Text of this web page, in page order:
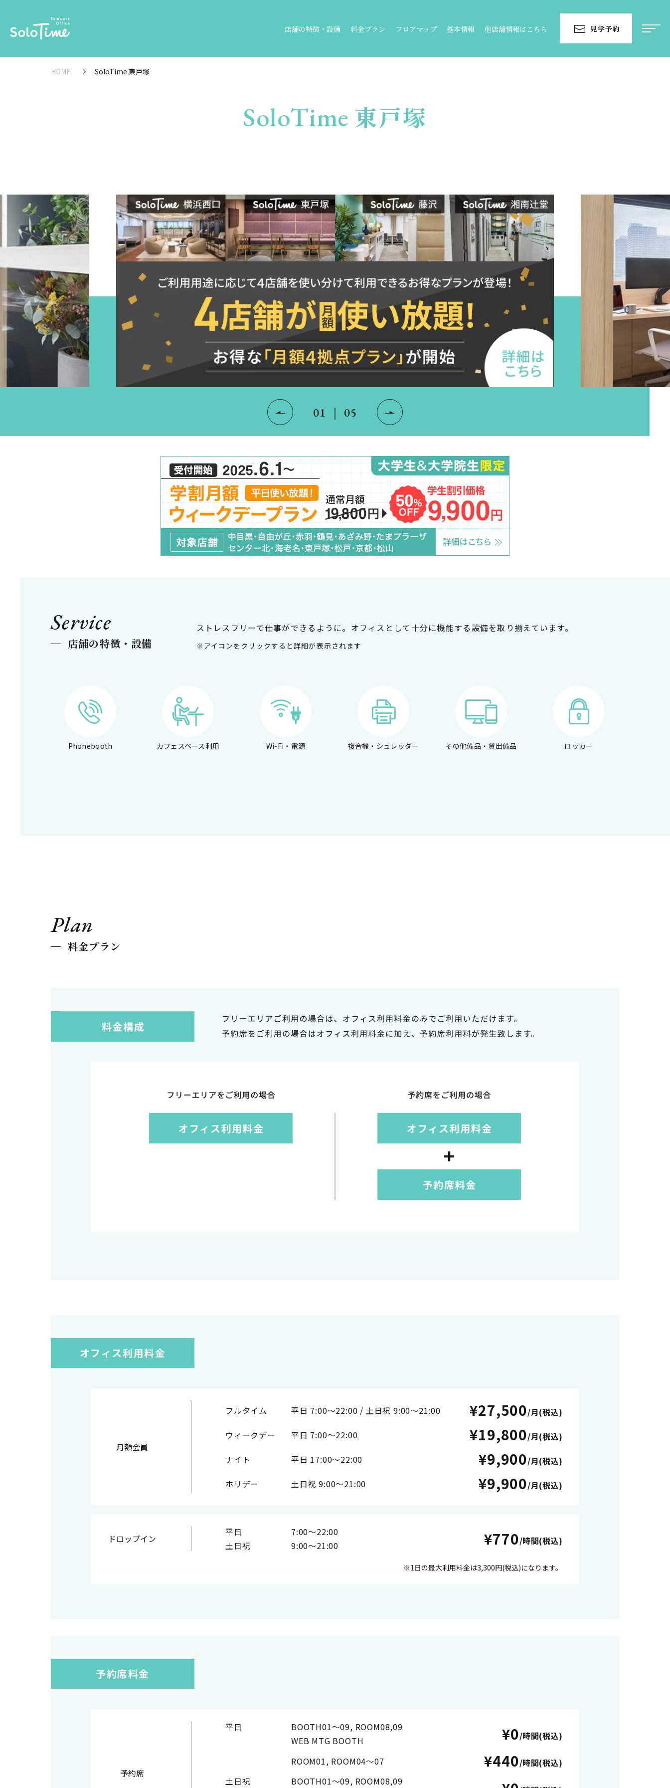
店舗の特徴・設備 料金プラン フロアマップ 基本情報 他店舗情報はこちら 見学予約
HOME SoloTime 東戸塚
SoloTime 東戸塚
01 ｜ 05
Service
店舗の特徴・設備
ストレスフリーで仕事ができるように。オフィスとして十分に機能する設備を取り揃えています。
※アイコンをクリックすると詳細が表示されます
Phonebooth カフェスペース利用 Wi-Fi・電源 複合機・シュレッダー その他備品・貸出備品 ロッカー
Plan
料金プラン
オフィス利用料金
月額会員
フルタイム 平日 7:00～22:00 / 土日祝 9:00～21:00 ¥27,500/月(税込)
ウィークデー
平日 7:00～22:00 ¥19,800/月(税込)
ナイト
平日 17:00～22:00 ¥9,900/月(税込)
ホリデー
土日祝 9:00～21:00 ¥9,900/月(税込)
ドロップイン
平日
7:00〜22:00
土日祝
9:00〜21:00 ¥770/時間(税込)
1日の最大利用料金は3,300円(税込)になります。
予約席料金
予約席
平日
BOOTH01～09, ROOM08,09
WEB MTG BOOTH
¥0/時間(税込)
ROOM01, ROOM04～07 ¥440/時間(税込)
土日祝
BOOTH01～09, ROOM08,09